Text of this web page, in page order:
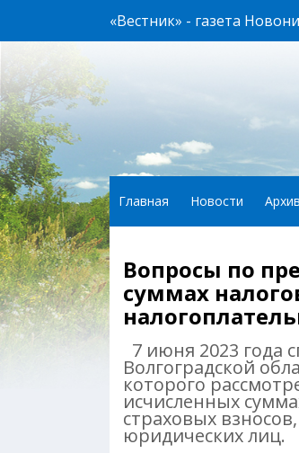
«Вестник» - газета
Главная Новости Архив
Вопросы по
суммах
7 июня 2023
Волгоградской
которого
исчисленных
страховых
юридических лиц.